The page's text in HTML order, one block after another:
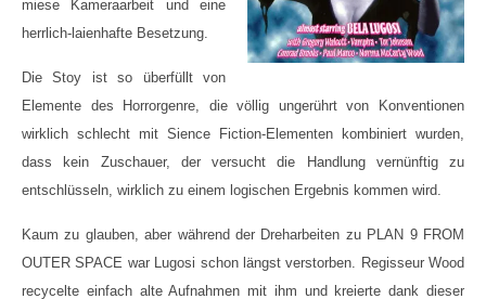
miese Kameraarbeit und eine
herrlich-laienhafte Besetzung.
Die Stoy ist so überfüllt von
Elemente des Horrorgenre, die völlig ungerührt von Konventionen
wirklich schlecht mit Sience Fiction-Elementen kombiniert wurden,
dass kein Zuschauer, der versucht die Handlung vernünftig zu
entschlüsseln, wirklich zu einem logischen Ergebnis kommen wird.
Kaum zu glauben, aber während der Dreharbeiten zu PLAN 9 FROM
OUTER SPACE war Lugosi schon längst verstorben. Regisseur Wood
recycelte einfach alte Aufnahmen mit ihm und kreierte dank dieser